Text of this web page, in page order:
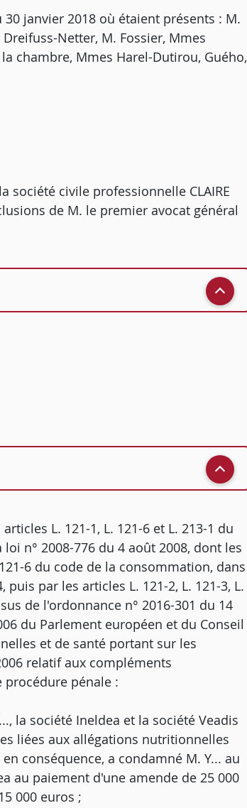
janvier 2018 où étaient présents : M.
Netter, M. Fossier, Mmes
chambre, Mmes Harel-Dutirou, Guého,
société civile professionnelle CLAIRE
de M. le premier avocat général
L. 121-1, L. 121-6 et L. 213-1 du
n° 2008-776 du 4 août 2008, dont les
6 du code de la consommation, dans
par les articles L. 121-2, L. 121-3, L.
de l'ordonnance n° 2016-301 du 14
du Parlement européen et du Conseil
et de santé portant sur les
relatif aux compléments
procédure pénale :
la société Ineldea et la société Veadis
liées aux allégations nutritionnelles
conséquence, a condamné M. Y... au
au paiement d'une amende de 25 000
000 euros ;